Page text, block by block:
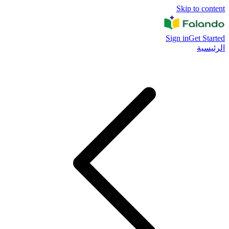
Skip to content
Sign inGet Started
الرئيسية